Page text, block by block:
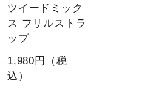
ツイードミック
ス フリルストラ
ップ
1,980円（税
込）